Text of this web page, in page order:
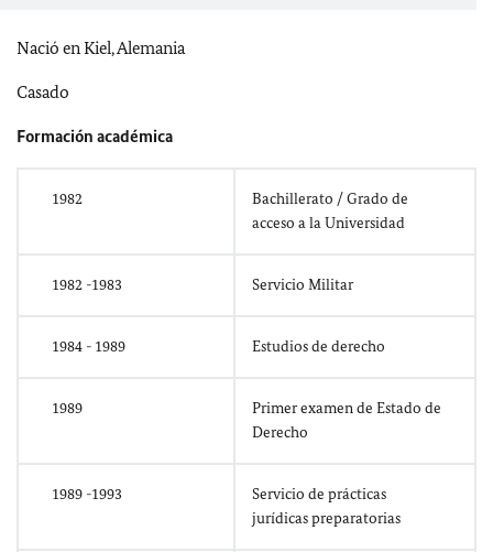
Nació en Kiel, Alemania
Casado
Formación académica
1982
Bachillerato / Grado de
acceso a la Universidad
1982 -1983 Servicio Militar
1984 - 1989 Estudios de derecho
1989
Primer examen de Estado de
Derecho
1989 -1993
Servicio de prácticas
jurídicas preparatorias